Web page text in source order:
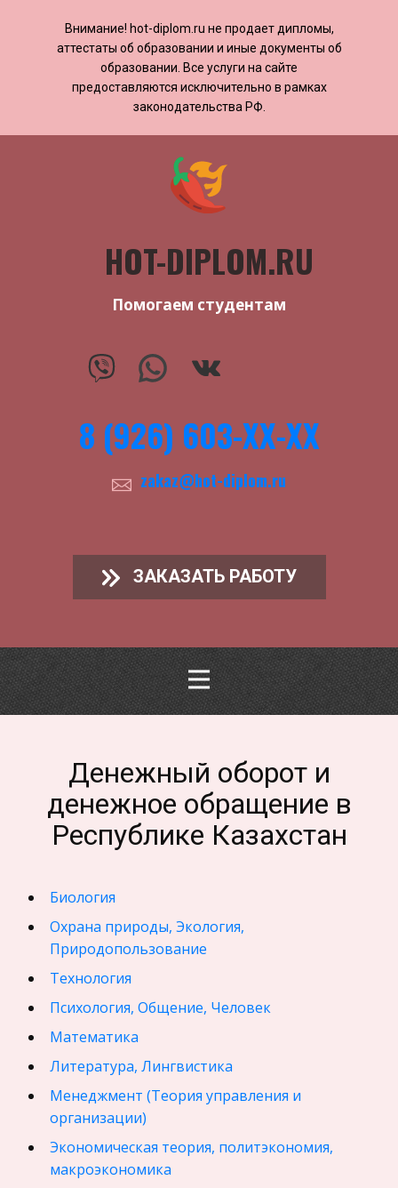
Внимание! ​​​​hot-diplom.ru не продает дипломы,
аттестаты об образовании и иные документы об
образовании. Все услуги на сайте
предоставляются исключительно в рамках
законодательства РФ.
HOT-DIPLOM.RU
Помогаем студентам
8 (926) 603-ХХ-ХХ
zakaz@hot-diplom.ru
ЗАКАЗАТЬ РАБОТУ
Денежный оборот и
денежное обращение в
Республике Казахстан
Биология
Охрана природы, Экология,
Природопользование
Технология
Психология, Общение, Человек
Математика
Литература, Лингвистика
Менеджмент (Теория управления и
организации)
Экономическая теория, политэкономия,
макроэкономика